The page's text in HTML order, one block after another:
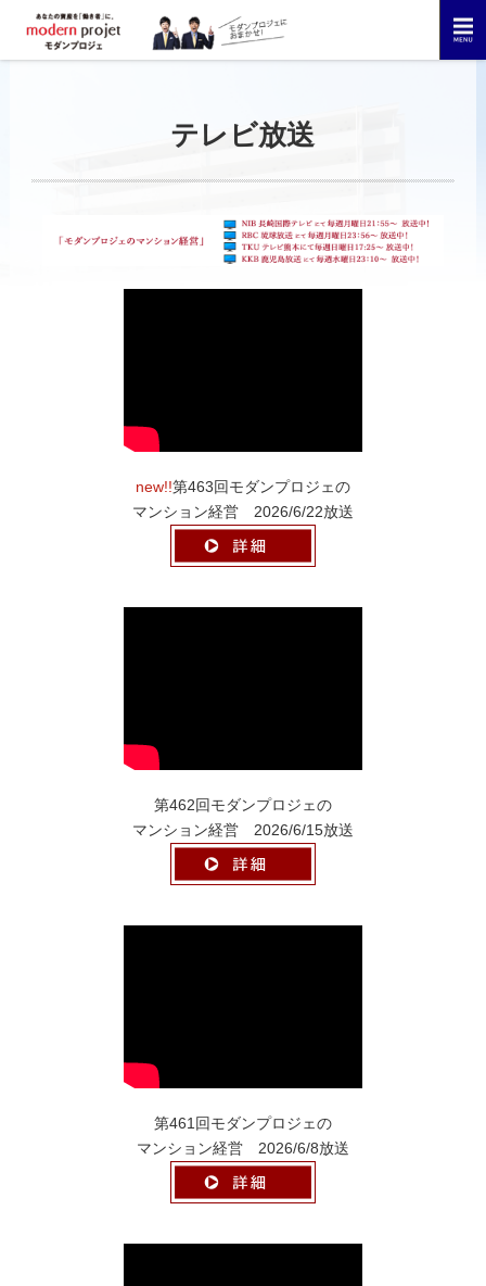
テレビ放送
new!!第463回モダンプロジェの
マンション経営 2026/6/22放送
第462回モダンプロジェの
マンション経営 2026/6/15放送
第461回モダンプロジェの
マンション経営 2026/6/8放送